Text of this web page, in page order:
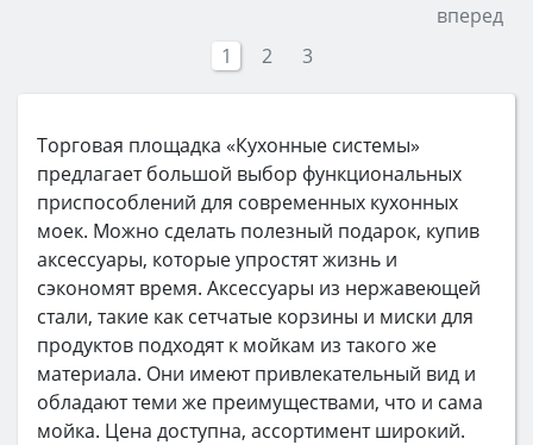
вперед
1
2 3
Торговая площадка «Кухонные системы»
предлагает большой выбор функциональных
приспособлений для современных кухонных
моек. Можно сделать полезный подарок, купив
аксессуары, которые упростят жизнь и
сэкономят время. Аксессуары из нержавеющей
стали, такие как сетчатые корзины и миски для
продуктов подходят к мойкам из такого же
материала. Они имеют привлекательный вид и
обладают теми же преимуществами, что и сама
мойка. Цена доступна, ассортимент широкий.